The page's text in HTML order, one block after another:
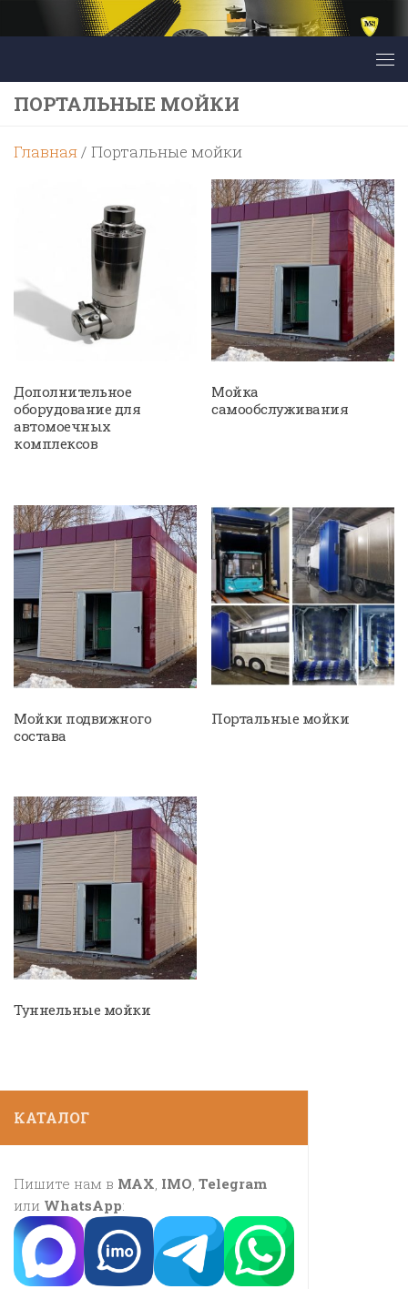
Перейти к содержимому
ПОРТАЛЬНЫЕ МОЙКИ
Главная/ Портальные мойки
Дополнительное
оборудование для
автомоечных
комплексов
Мойка
самообслуживания
Мойки подвижного
состава
Портальные мойки
Туннельные мойки
КАТАЛОГ
Пишите нам в MAX, IMO, Telegram
или WhatsApp: